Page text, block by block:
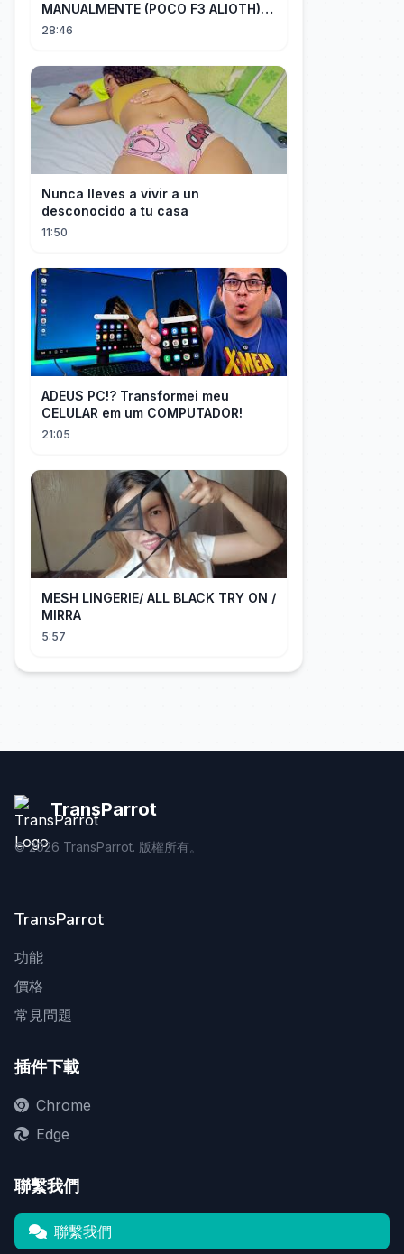
MANUALMENTE (POCO F3 ALIOTH)
SIN REMPLAZAR PERSIST CHIP OFF
28:46
Nunca lleves a vivir a un
desconocido a tu casa
11:50
ADEUS PC!? Transformei meu
CELULAR em um COMPUTADOR!
21:05
MESH LINGERIE/ ALL BLACK TRY ON /
MIRRA
5:57
TransParrot
©2026 TransParrot. 版權所有。
TransParrot
功能
價格
常見問題
插件下載
Chrome
Edge
聯繫我們
聯繫我們